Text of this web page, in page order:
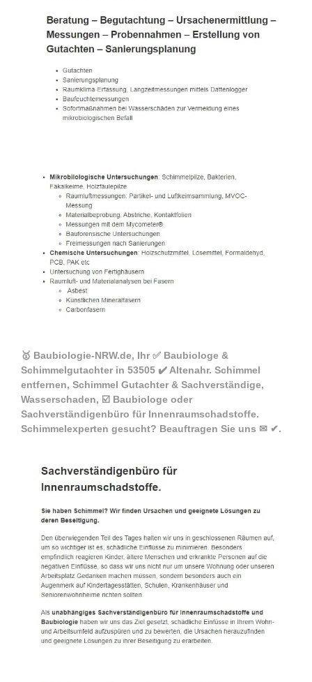
🥇 Baubiologie-NRW.de, Ihr ✅ Baubiologe &
Schimmelgutachter in 53505 ✔️ Altenahr. Schimmel
entfernen, Schimmel Gutachter & Sachverständige,
Wasserschaden, ☑️ Baubiologe oder
Sachverständigenbüro für Innenraumschadstoffe.
Schimmelexperten gesucht? Beauftragen Sie uns ✉ ✔.